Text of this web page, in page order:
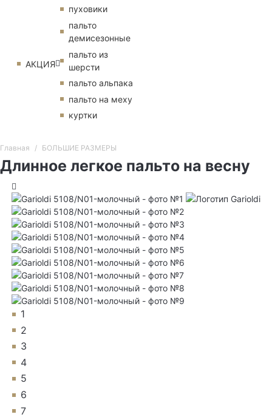
АКЦИЯ
пуховики
пальто
демисезонные
пальто из
шерсти
пальто альпака
пальто на меху
куртки
Главная БОЛЬШИЕ РАЗМЕРЫ
Длинное легкое пальто на весну
1
2
3
4
5
6
7